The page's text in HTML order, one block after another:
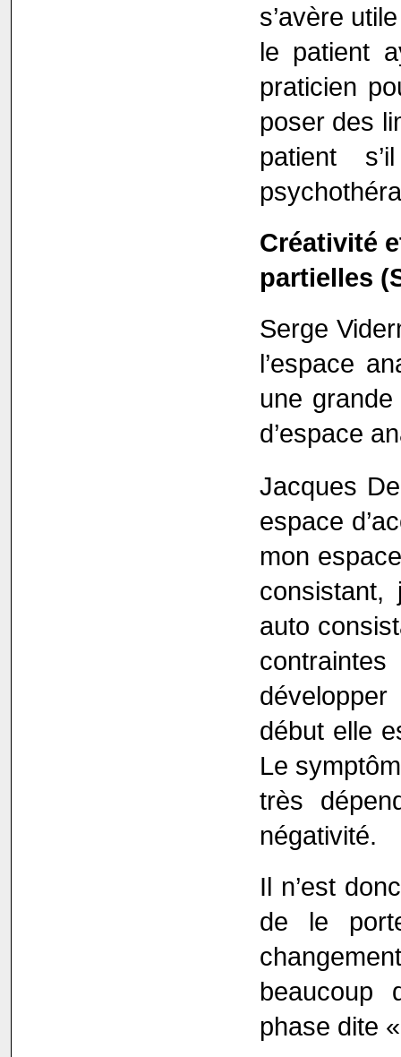
s’avère
le patient
praticien
poser des
patient
Créativité
partielles
Serge
l’espace
une
d’espace
Jacques
espace
mon
auto
début elle
Le
très
négativité.
Il n’est
de le
beaucoup
phase dite